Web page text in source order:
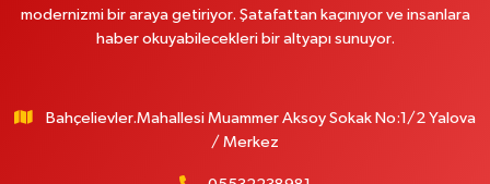
modernizmi bir araya getiriyor. Şatafattan kaçınıyor ve insanlara
haber okuyabilecekleri bir altyapı sunuyor.
Bahçelievler.Mahallesi Muammer Aksoy Sokak No:1/2 Yalova
/ Merkez